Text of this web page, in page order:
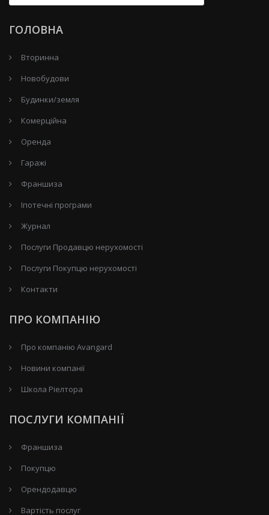
ГОЛОВНА
Вторинна
Новобудови
Будинки/земля
Комерційна
Оренда
Гаражі
Франшиза
Іпотечні програми
Журнал
Послуги Продавцю нерухомості
Послуги Покупцю нерухомості
Контакти
ПРО КОМПАНІЮ
Про компанію Avangard
Новини компанії
Школа Ріелтора
ПОСЛУГИ КОМПАНІЇ
Франшиза
Покупцю
Орендодавцю
Вартість послуг